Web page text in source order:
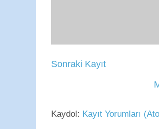
Sonraki Kayıt
Kaydol: Kayıt Yorumları